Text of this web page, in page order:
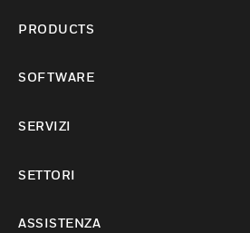
PRODUCTS
SOFTWARE
SERVIZI
SETTORI
ASSISTENZA